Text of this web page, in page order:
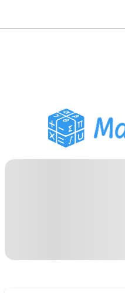
PDF होमवर्क सहायक
अध्ययन उपकरण